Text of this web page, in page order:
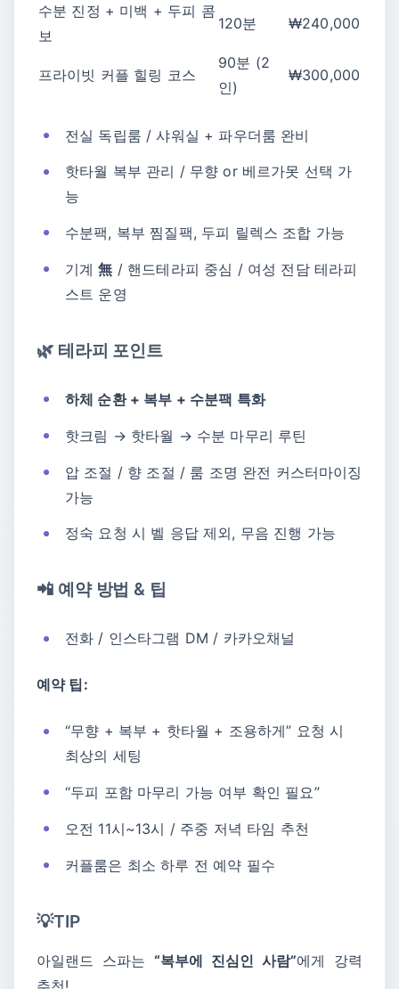
수분 진정 + 미백 + 두피 콤
보
120분 ₩240,000
프라이빗 커플 힐링 코스
90분 (2
인)
₩300,000
전실 독립룸 / 샤워실 + 파우더룸 완비
핫타월 복부 관리 / 무향 or 베르가못 선택 가
능
수분팩, 복부 찜질팩, 두피 릴렉스 조합 가능
기계無 / 핸드테라피 중심 / 여성 전담 테라피
스트 운영
🌿 테라피 포인트
하체 순환 + 복부 + 수분팩 특화
핫크림 → 핫타월 → 수분 마무리 루틴
압 조절 / 향 조절 / 룸 조명 완전 커스터마이징
가능
정숙 요청 시 벨 응답 제외, 무음 진행 가능
📲 예약 방법 & 팁
전화 / 인스타그램 DM / 카카오채널
예약 팁:
“무향 + 복부 + 핫타월 + 조용하게” 요청 시
최상의 세팅
“두피 포함 마무리 가능 여부 확인 필요”
오전 11시~13시 / 주중 저녁 타임 추천
커플룸은 최소 하루 전 예약 필수
💡TIP
아일랜드 스파는 “복부에 진심인 사람”에게 강력
추천!